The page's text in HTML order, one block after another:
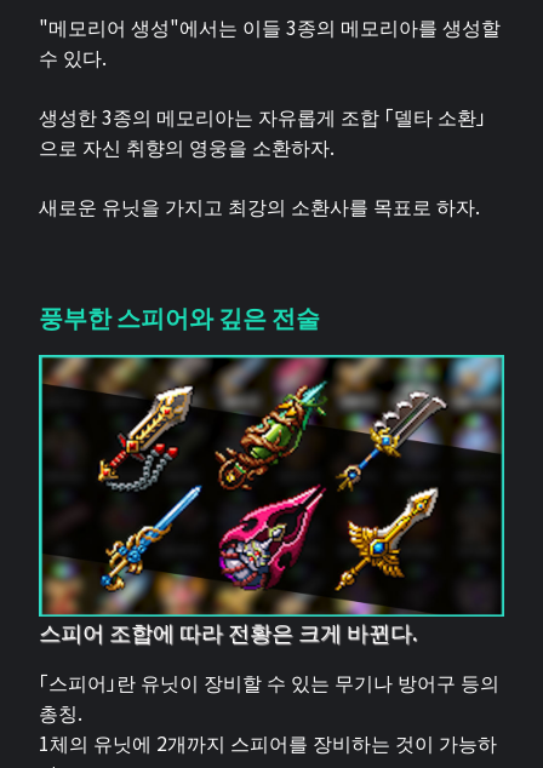
"메모리어 생성"에서는 이들 3종의 메모리아를 생성할
수 있다.
생성한 3종의 메모리아는 자유롭게 조합 「델타 소환」
으로 자신 취향의 영웅을 소환하자.
새로운 유닛을 가지고 최강의 소환사를 목표로 하자.
풍부한 스피어와 깊은 전술
스피어 조합에 따라 전황은 크게 바뀐다.
「스피어」란 유닛이 장비할 수 있는 무기나 방어구 등의
총칭.
1체의 유닛에 2개까지 스피어를 장비하는 것이 가능하